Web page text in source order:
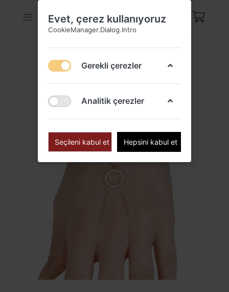
Evet, çerez kullanıyoruz
CookieManager.Dialog.Intro
Gerekli çerezler
Analitik çerezler
Seçileni kabul et Hepsini kabul et